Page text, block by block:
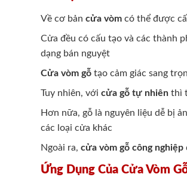
Về cơ bản cửa vòm có thể được
Cửa đều có cấu tạo và các thành
dạng bán nguyệt
Cửa vòm gỗ tạo cảm giác sang
Tuy nhiên, với cửa gỗ tự nhiên thì
Hơn nữa, gỗ là nguyên liệu dễ bị
các loại cửa khác
Ngoài ra, cửa vòm gỗ công nghiệp
Ứng Dụng Của Cửa Vòm